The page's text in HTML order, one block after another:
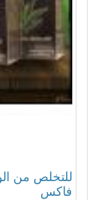
للتخلص من
فاكس